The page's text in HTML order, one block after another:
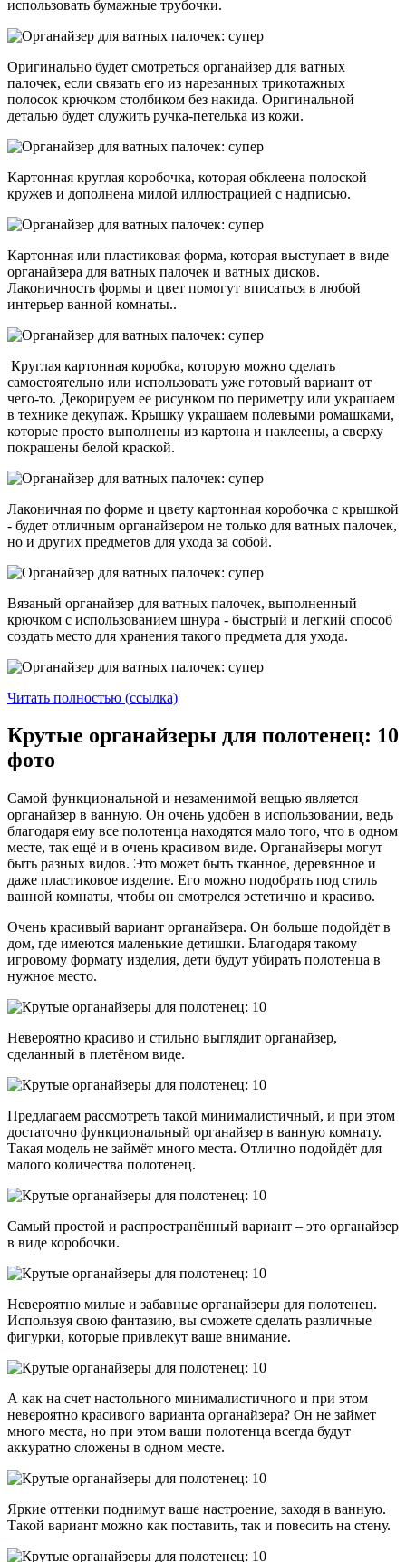
использовать бумажные трубочки.
Оригинально будет смотреться органайзер для ватных
палочек, если связать его из нарезанных трикотажных
полосок крючком столбиком без накида. Оригинальной
деталью будет служить ручка-петелька из кожи.
Картонная круглая коробочка, которая обклеена полоской
кружев и дополнена милой иллюстрацией с надписью.
Картонная или пластиковая форма, которая выступает в виде
органайзера для ватных палочек и ватных дисков.
Лаконичность формы и цвет помогут вписаться в любой
интерьер ванной комнаты..
Круглая картонная коробка, которую можно сделать
самостоятельно или использовать уже готовый вариант от
чего-то. Декорируем ее рисунком по периметру или украшаем
в технике декупаж. Крышку украшаем полевыми ромашками,
которые просто выполнены из картона и наклеены, а сверху
покрашены белой краской.
Лаконичная по форме и цвету картонная коробочка с крышкой
- будет отличным органайзером не только для ватных палочек,
но и других предметов для ухода за собой.
Вязаный органайзер для ватных палочек, выполненный
крючком с использованием шнура - быстрый и легкий способ
создать место для хранения такого предмета для ухода.
Читать полностью (ссылка)
Крутые органайзеры для полотенец: 10
фото
Самой функциональной и незаменимой вещью является
органайзер в ванную. Он очень удобен в использовании, ведь
благодаря ему все полотенца находятся мало того, что в одном
месте, так ещё и в очень красивом виде. Органайзеры могут
быть разных видов. Это может быть тканное, деревянное и
даже пластиковое изделие. Его можно подобрать под стиль
ванной комнаты, чтобы он смотрелся эстетично и красиво.
Очень красивый вариант органайзера. Он больше подойдёт в
дом, где имеются маленькие детишки. Благодаря такому
игровому формату изделия, дети будут убирать полотенца в
нужное место.
Невероятно красиво и стильно выглядит органайзер,
сделанный в плетёном виде.
Предлагаем рассмотреть такой минималистичный, и при этом
достаточно функциональный органайзер в ванную комнату.
Такая модель не займёт много места. Отлично подойдёт для
малого количества полотенец.
Самый простой и распространённый вариант – это органайзер
в виде коробочки.
Невероятно милые и забавные органайзеры для полотенец.
Используя свою фантазию, вы сможете сделать различные
фигурки, которые привлекут ваше внимание.
А как на счет настольного минималистичного и при этом
невероятно красивого варианта органайзера? Он не займет
много места, но при этом ваши полотенца всегда будут
аккуратно сложены в одном месте.
Яркие оттенки поднимут ваше настроение, заходя в ванную.
Такой вариант можно как поставить, так и повесить на стену.